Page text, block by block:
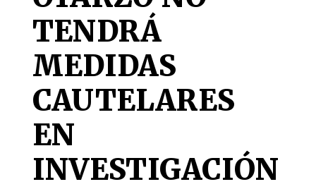
TENDRÁ
MEDIDAS
CAUTELARES
EN
INVESTIGACIÓN